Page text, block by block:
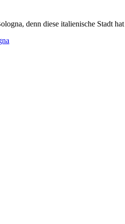
denn diese italienische Stadt